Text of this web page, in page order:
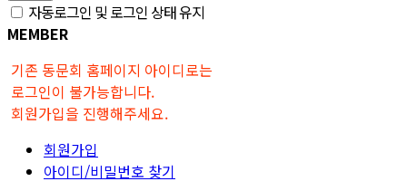
자동로그인 및 로그인 상태 유지
MEMBER
기존 동문회 홈페이지 아이디로는
로그인이 불가능합니다.
회원가입을 진행해주세요.
회원가입
아이디/비밀번호 찾기